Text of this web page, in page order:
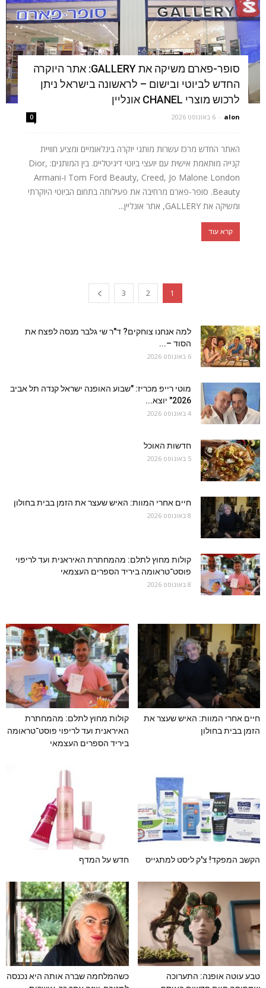
סופר-פארם משיקה את GALLERY: אתר היוקרה
החדש לביוטי ובישום – לראשונה בישראל ניתן
לרכוש מוצרי CHANEL אונליין
alon
- 6 באוגוסט 2026 0
האתר החדש מרכז עשרות מותגי יוקרה בינלאומיים ומציע חוויית
קנייה מותאמת אישית עם יועצי ביוטי דיגיטליים. בין המותגים: Dior,
Tom Ford Beauty, Creed, Jo Malone London ו-Armani
Beauty. סופר-פארם מרחיבה את פעילותה בתחום הביוטי היוקרתי
ומשיקה את GALLERY, אתר אונליין...
קרא עוד
1
2
3
למה אנחנו צוחקים? ד"ר שי גלבר מנסה לפצח את
הסוד –...
6 באוגוסט 2026
מוטי רייפ מכריז: "שבוע האופנה ישראל קנדה תל אביב
2026" יוצא...
4 באוגוסט 2026
חדשות האוכל
5 באוגוסט 2026
חיים אחרי המוות: האיש שעצר את הזמן בבית בחולון
8 באוגוסט 2026
קולות מחוץ לתלם: מהמחתרת האיראנית ועד לריפוי
פוסט־טראומה ביריד הספרים העצמאי
8 באוגוסט 2026
חיים אחרי המוות: האיש שעצר את
הזמן בבית בחולון
קולות מחוץ לתלם: מהמחתרת
האיראנית ועד לריפוי פוסט־טראומה
ביריד הספרים העצמאי
הקשב המפקד! צ'ק ליסט למתגייס חדש על המדף
טבע עוטה אופנה: התערוכה
כשהמלחמה שברה אותה היא נכנסה